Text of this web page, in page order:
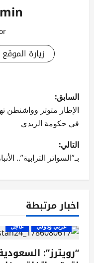
زيارة الموقع
ت
ص
فّ
ح
ا
ل
م
ق
السابق:
الإطار متوتر وواشنطن
في حكومة الزيدي
التالي:
بـ”السواتر الترابية”..
اخبار مرتبطة
عربي ودولي عاجل
“رويترز”: